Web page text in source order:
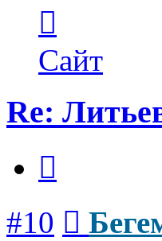
пользователя
Бегемот
Сайт
Re:
#10